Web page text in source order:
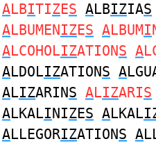
ALBITIZES ALBIZIAS
ALBUMENIZES ALBUMI
ALCOHOLIZATIONS A
ALDOLIZATIONS A
ALIZARINS ALIZARIS
ALKALINIZES ALKAL
ALLEGORIZATIONS A